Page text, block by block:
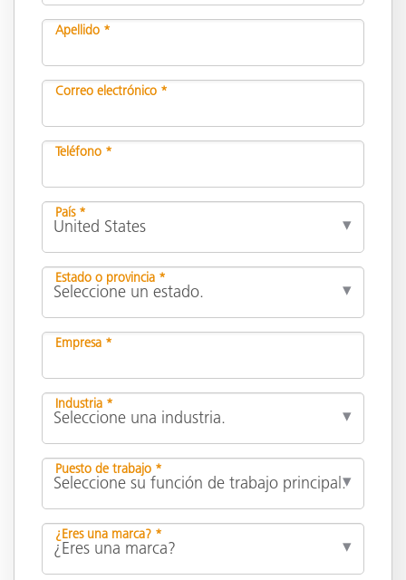
Apellido *
Correo electrónico *
Teléfono *
País *
Estado o provincia *
Empresa *
Industria *
Puesto de trabajo *
¿Eres una marca? *